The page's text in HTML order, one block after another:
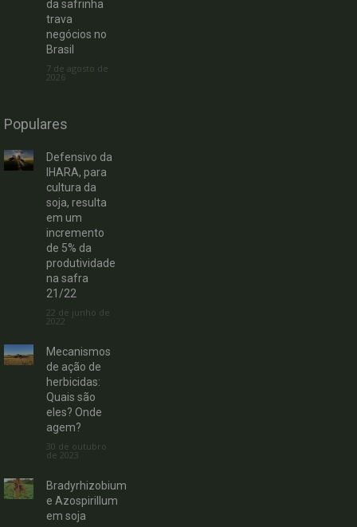
da safrinha
trava
negócios no
Brasil
7 de agosto de
2026
Populares
Defensivo da
IHARA, para
cultura da
soja, resulta
em um
incremento
de 5% da
produtividade
na safra
21/22
22 de junho de
2022
Mecanismos
de ação de
herbicidas:
Quais são
eles? Onde
agem?
30 de outubro
de 2023
Bradyrhizobium
e Azospirillum
em soja